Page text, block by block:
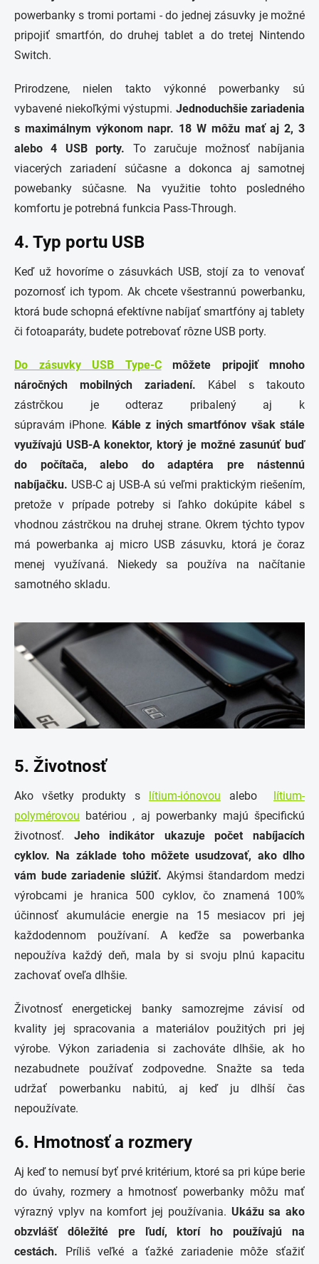
powerbanky s tromi portami - do jednej zásuvky je možné
pripojiť smartfón, do druhej tablet a do tretej Nintendo
Switch.
Prirodzene, nielen takto výkonné powerbanky sú
vybavené niekoľkými výstupmi. Jednoduchšie zariadenia
s maximálnym výkonom napr. 18 W môžu mať aj 2, 3
alebo 4 USB porty.
To zaručuje možnosť nabíjania
viacerých zariadení súčasne a dokonca aj samotnej
powebanky súčasne. Na využitie tohto posledného
komfortu je potrebná funkcia Pass-Through.
4. Typ portu USB
Keď už hovoríme o zásuvkách USB, stojí za to venovať
pozornosť ich typom. Ak chcete všestrannú powerbanku,
ktorá bude schopná efektívne nabíjať smartfóny aj tablety
či fotoaparáty, budete potrebovať rôzne USB porty.
Do zásuvky USB Type-C
môžete pripojiť mnoho
náročných mobilných zariadení.
Kábel s takouto
zástrčkou je odteraz pribalený aj k
súpravám iPhone. Káble z iných smartfónov však stále
využívajú USB-A konektor, ktorý je možné zasunúť buď
do počítača, alebo do adaptéra pre nástennú
nabíjačku. USB-C aj USB-A sú veľmi praktickým riešením,
pretože v prípade potreby si ľahko dokúpite kábel s
vhodnou zástrčkou na druhej strane. Okrem týchto typov
má powerbanka aj micro USB zásuvku, ktorá je čoraz
menej využívaná. Niekedy sa používa na načítanie
samotného skladu.
5. Životnosť
Ako všetky produkty s lítium-iónovou alebo
lítium-
polymérovou batériou , aj powerbanky majú špecifickú
životnosť. Jeho indikátor ukazuje počet nabíjacích
cyklov.
Na základe toho môžete usudzovať, ako dlho
vám bude zariadenie slúžiť. Akýmsi štandardom medzi
výrobcami je hranica 500 cyklov, čo znamená 100%
účinnosť akumulácie energie na 15 mesiacov pri jej
každodennom používaní. A keďže sa powerbanka
nepoužíva každý deň, mala by si svoju plnú kapacitu
zachovať oveľa dlhšie.
Životnosť energetickej banky samozrejme závisí od
kvality jej spracovania a materiálov použitých pri jej
výrobe. Výkon zariadenia si zachováte dlhšie, ak ho
nezabudnete používať zodpovedne. Snažte sa teda
udržať powerbanku nabitú, aj keď ju dlhší čas
nepoužívate.
6. Hmotnosť a rozmery
Aj keď to nemusí byť prvé kritérium, ktoré sa pri kúpe berie
do úvahy, rozmery a hmotnosť powerbanky môžu mať
výrazný vplyv na komfort jej používania. Ukážu sa ako
obzvlášť dôležité pre ľudí, ktorí ho používajú na
cestách.
Príliš veľké a ťažké zariadenie môže sťažiť